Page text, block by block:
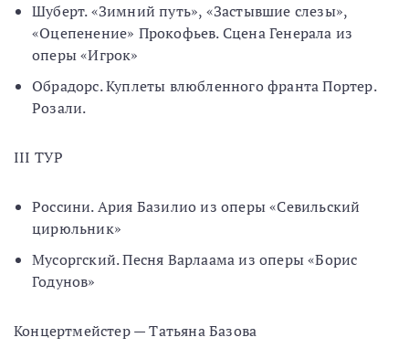
Шуберт. «Зимний путь», «Застывшие слезы»,
«Оцепенение» Прокофьев. Сцена Генерала из
оперы «Игрок»
Обрадорс. Куплеты влюбленного франта Портер.
Розали.
III ТУР
Россини. Ария Базилио из оперы «Севильский
цирюльник»
Мусоргский. Песня Варлаама из оперы «Борис
Годунов»
Концертмейстер — Татьяна Базова